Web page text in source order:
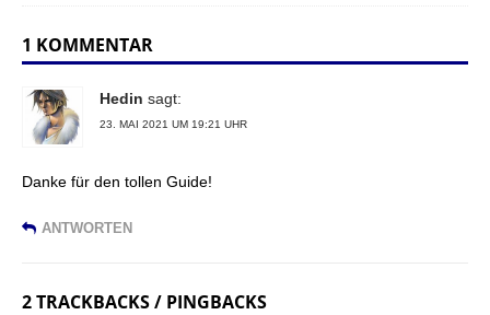
1 KOMMENTAR
Hedin sagt:
23. MAI 2021 UM 19:21 UHR
Danke für den tollen Guide!
ANTWORTEN
2 TRACKBACKS / PINGBACKS